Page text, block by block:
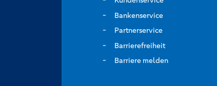
Bankenservice
Partnerservice
Barrierefreiheit
Barriere melden